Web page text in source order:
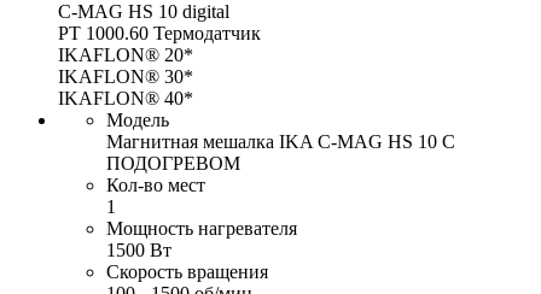
C-MAG HS 10 digital
PT 1000.60 Термодатчик
IKAFLON® 20*
IKAFLON® 30*
IKAFLON® 40*
Модель
Магнитная мешалка IKA C-MAG HS 10 С
ПОДОГРЕВОМ
Кол-во мест
1
Мощность нагревателя
1500 Вт
Скорость вращения